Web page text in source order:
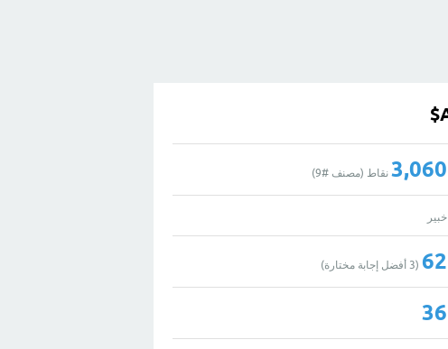
3,060 نقاط (مصنف #9
)
خبير
62
(
3 أفضل إجابة مختارة)
36